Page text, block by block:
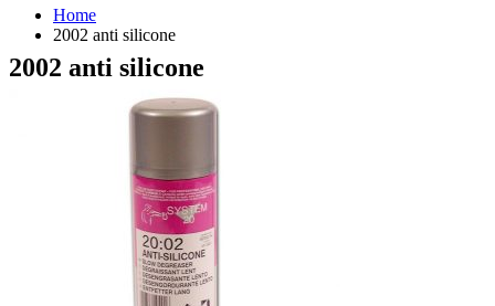
Home
2002 anti silicone
2002 anti silicone